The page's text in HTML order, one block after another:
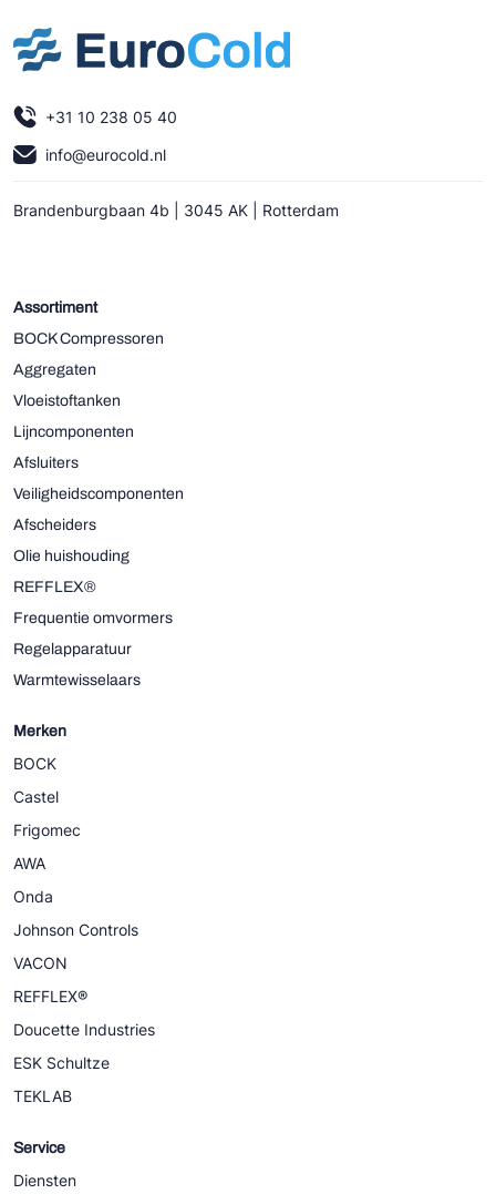
+31 10 238 05 40
info@eurocold.nl
Brandenburgbaan 4b | 3045 AK | Rotterdam
Assortiment
BOCK Compressoren
Aggregaten
Vloeistoftanken
Lijncomponenten
Afsluiters
Veiligheidscomponenten
Afscheiders
Olie huishouding
REFFLEX®
Frequentie omvormers
Regelapparatuur
Warmtewisselaars
Merken
BOCK
Castel
Frigomec
AWA
Onda
Johnson Controls
VACON
REFFLEX®
Doucette Industries
ESK Schultze
TEKLAB
Service
Diensten